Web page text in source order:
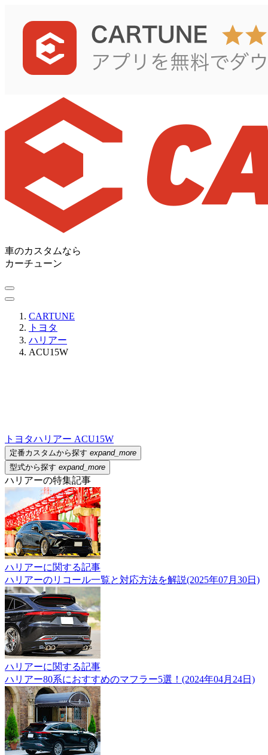
車のカスタムなら
カーチューン
CARTUNE
トヨタ
ハリアー
ACU15W
トヨタハリアー ACU15W
定番カスタムから探す expand_more
型式から探す expand_more
ハリアーの特集記事
ハリアーに関する記事
ハリアーのリコール一覧と対応方法を解説(2025年07月30日)
ハリアーに関する記事
ハリアー80系におすすめのマフラー5選！(2024年04月24日)